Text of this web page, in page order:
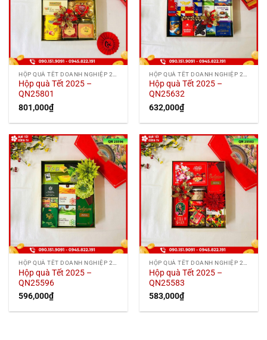
Hộp quà Tết 2025 –
QN25801
801,000₫
Hộp quà Tết 2025 –
QN25632
632,000₫
HỘP QUÀ TẾT DOANH NGHIỆP 2025
Hộp quà Tết 2025 –
QN25596
596,000₫
HỘP QUÀ TẾT DOANH NGHIỆP 2025
Hộp quà Tết 2025 –
QN25583
583,000₫